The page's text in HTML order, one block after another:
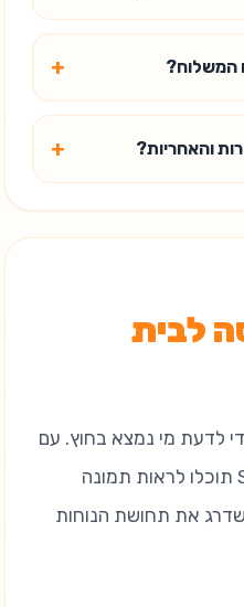
המשלוח? +
והאחריות? +
לבית
לדעת מי נמצא בחוץ. עם
עינית הדלת הדיגיטלית S-80 תוכלו לראות תמונה
את תחושת הנוחות